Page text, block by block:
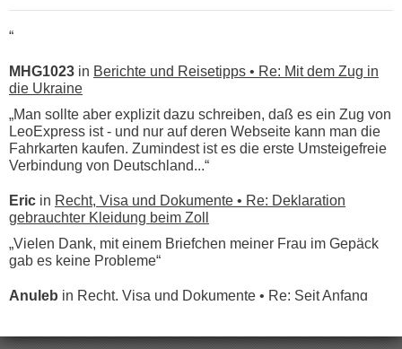
“
MHG1023 in Berichte und Reisetipps • Re: Mit dem Zug in
die Ukraine
„Man sollte aber explizit dazu schreiben, daß es ein Zug von
LeoExpress ist - und nur auf deren Webseite kann man die
Fahrkarten kaufen. Zumindest ist es die erste Umsteigefreie
Verbindung von Deutschland...“
Eric in Recht, Visa und Dokumente • Re: Deklaration
gebrauchter Kleidung beim Zoll
„Vielen Dank, mit einem Briefchen meiner Frau im Gepäck
gab es keine Probleme“
Anuleb in Recht, Visa und Dokumente • Re: Seit Anfang